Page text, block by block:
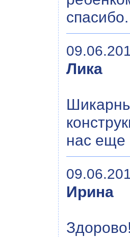
спасибо.
Лика
нас еще
Ирина